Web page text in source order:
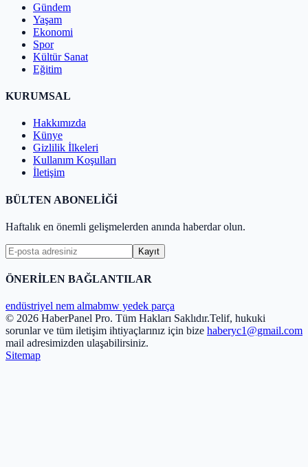
Gündem
Yaşam
Ekonomi
Spor
Kültür Sanat
Eğitim
KURUMSAL
Hakkımızda
Künye
Gizlilik İlkeleri
Kullanım Koşulları
İletişim
BÜLTEN ABONELİĞİ
Haftalık en önemli gelişmelerden anında haberdar olun.
Kayıt
ÖNERİLEN BAĞLANTILAR
endüstriyel nem almabmw yedek parça
© 2026 HaberPanel Pro. Tüm Hakları Saklıdır.Telif, hukuki
sorunlar ve tüm iletişim ihtiyaçlarınız için bize haberyc1@gmail.com
mail adresimizden ulaşabilirsiniz.
Sitemap